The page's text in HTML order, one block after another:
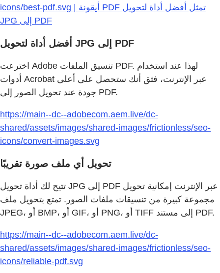
icons/best-pdf.svg | أيقونة PDF تمثل أفضل أداة لتحويل
JPG إلى PDF
أفضل أداة لتحويل JPG إلى PDF
اخترعت Adobe تنسيق الملفات PDF. لهذا عند استخدام
أدوات Acrobat عبر الإنترنت، فثق أنك ستحصل على أعلى
جودة عند تحويل الصور إلى PDF.
https://main--dc--adobecom.aem.live/dc-
shared/assets/images/shared-images/frictionless/seo-
icons/convert-images.svg
تحويل أي ملف صورة تقريبًا
تتيح لك أداة تحويل JPG إلى PDF عبر الإنترنت إمكانية تحويل
مجموعة كبيرة من تنسيقات ملفات الصور. تمتع بتحويل ملف
JPEG، أو BMP، أو GIF، أو PNG، أو TIFF إلى مستند PDF.
https://main--dc--adobecom.aem.live/dc-
shared/assets/images/shared-images/frictionless/seo-
icons/reliable-pdf.svg